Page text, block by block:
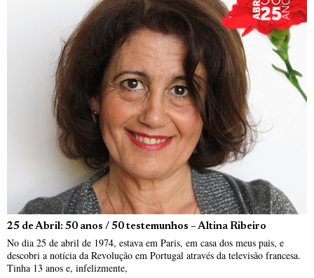
25 de Abril: 50 anos / 50 testemunhos – Altina Ribeiro
No dia 25 de abril de 1974, estava em Paris, em casa dos meus pais, e
descobri a notícia da Revolução em Portugal através da televisão francesa.
Tinha 13 anos e, infelizmente,